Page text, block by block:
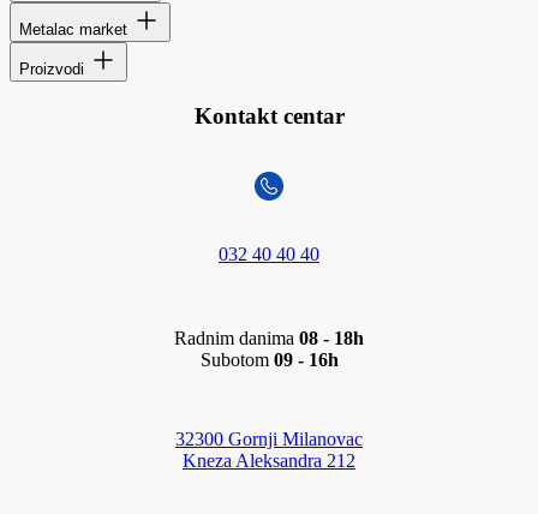
Metalac market
Proizvodi
Kontakt centar
032 40 40 40
Radnim danima 08 - 18h
Subotom 09 - 16h
32300 Gornji Milanovac
Kneza Aleksandra 212